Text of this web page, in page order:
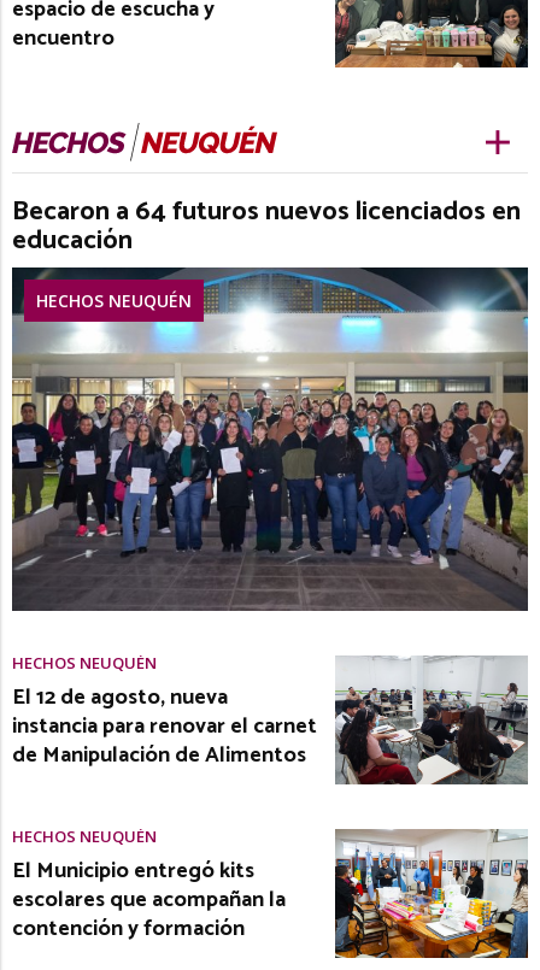
espacio de escucha y
encuentro
Becaron a 64 futuros nuevos licenciados en
educación
HECHOS NEUQUÉN
HECHOS NEUQUÉN
El 12 de agosto, nueva
instancia para renovar el carnet
de Manipulación de Alimentos
HECHOS NEUQUÉN
El Municipio entregó kits
escolares que acompañan la
contención y formación